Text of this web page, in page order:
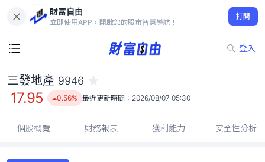
財富自由
立即使用APP，開啟您的股市智慧導航！
打開
登入
17.95
0.56%
三發地產 9946
17.95 0.56% 最近更新時間： 2026/08/07 05:30
個股概覽 財務報表 獲利能力 安全性分析